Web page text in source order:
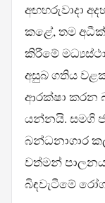
අඟහරුවාදා
කළේ, තම
කිරීමේ
අසුබ ගතිය
ආරක්ෂා කරන
යන්නයි. සමගි
බන්ධනාගාර
වත්මන්
බිඳවැටීමේ